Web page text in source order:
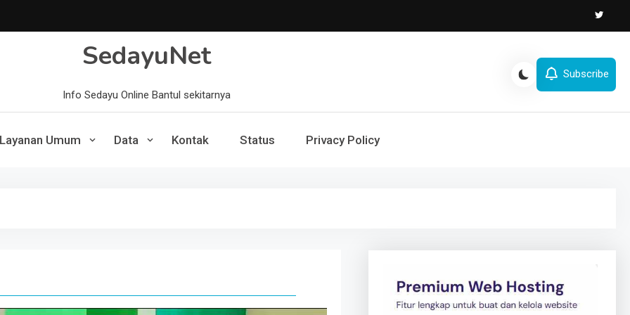
SedayuNet
Info Sedayu Online Bantul sekitarnya
Subscribe
Layanan Umum Data Kontak Status Privacy Policy